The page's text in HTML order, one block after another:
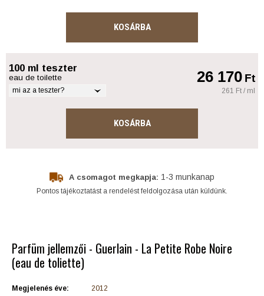
KOSÁRBA
100 ml teszter
eau de toilette
mi az a teszter?
26 170Ft
261 Ft / ml
KOSÁRBA
A csomagot megkapja: 1-3 munkanap
Pontos tájékoztatást a rendelést feldolgozása után küldünk.
Parfüm jellemzői - Guerlain - La Petite Robe Noire
(eau de toliette)
Megjelenés éve:
2012